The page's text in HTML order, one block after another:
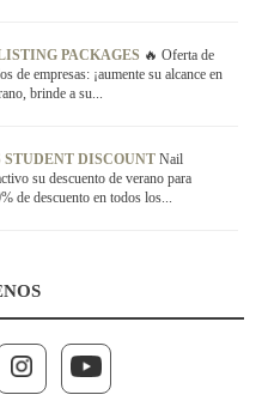
PACKAGES 🔥 Oferta de
de empresas: ¡aumente su alcance en
brinde a su...
DISCOUNT Nail
su descuento de verano para
de descuento en todos los...